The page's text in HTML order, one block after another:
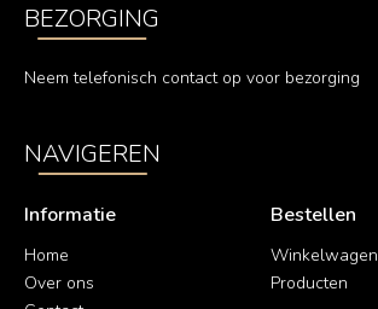
BEZORGING
Neem telefonisch contact op voor bezorging
NAVIGEREN
Informatie
Home
Over ons
Bestellen
Winkelwagen
Producten